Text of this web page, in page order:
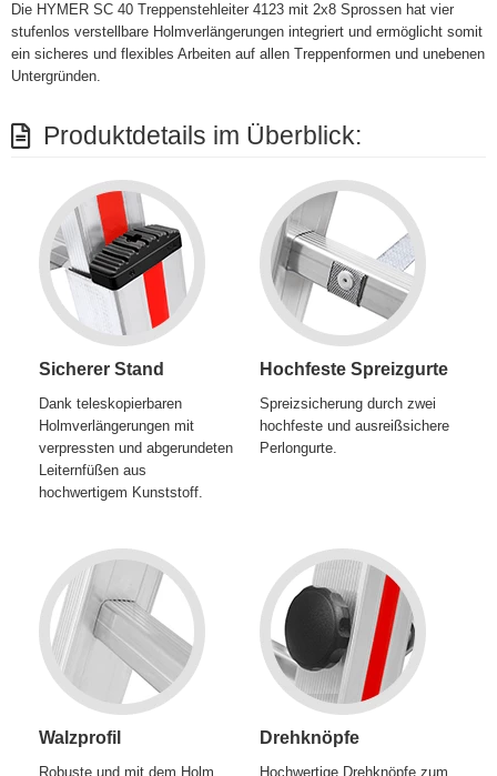
Die HYMER SC 40 Treppenstehleiter 4123 mit 2x8 Sprossen hat vier
stufenlos verstellbare Holmverlängerungen integriert und ermöglicht somit
ein sicheres und flexibles Arbeiten auf allen Treppenformen und unebenen
Untergründen.
Produktdetails im Überblick:
Sicherer Stand
Dank teleskopierbaren
Holmverlängerungen mit
verpressten und abgerundeten
Leiternfüßen aus
hochwertigem Kunststoff.
Hochfeste Spreizgurte
Spreizsicherung durch zwei
hochfeste und ausreißsichere
Perlongurte.
Walzprofil
Robuste und mit dem Holm
Drehknöpfe
Hochwertige Drehknöpfe zum